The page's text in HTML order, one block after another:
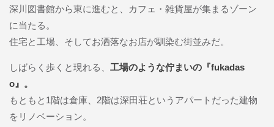
深川図書館から東に進むと、カフェ・雑貨屋が集まるゾーン
に当たる。
住宅と工場、そしてお洒落なお店が馴染む街並みだ。
しばらく歩くと現れる、 工場のような佇まいの『fukadas
o』。
もともと1階は倉庫、2階は深田荘というアパートだった建物
をリノベーション。